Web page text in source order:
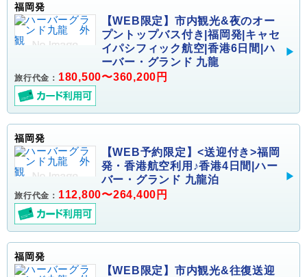
福岡発
【WEB限定】市内観光&夜のオー
プントップバス付き|福岡発|キャセ
イパシフィック航空|香港6日間|ハ
ーバー・グランド 九龍
旅行代金： 180,500〜360,200円
福岡発
【WEB予約限定】<送迎付き>福岡
発・香港航空利用♪香港4日間|ハー
バー・グランド 九龍泊
旅行代金： 112,800〜264,400円
福岡発
【WEB限定】市内観光&往復送迎